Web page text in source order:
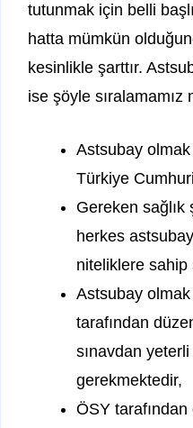
tutunmak için belli
hatta mümkün
kesinlikle şarttır.
ise şöyle sıralamamız
Astsubay
Türkiye
Gereken sağlık
herkes
niteliklere sahip
Astsubay
tarafından
sınavdan yeterli
gerekmektedir,
ÖSY